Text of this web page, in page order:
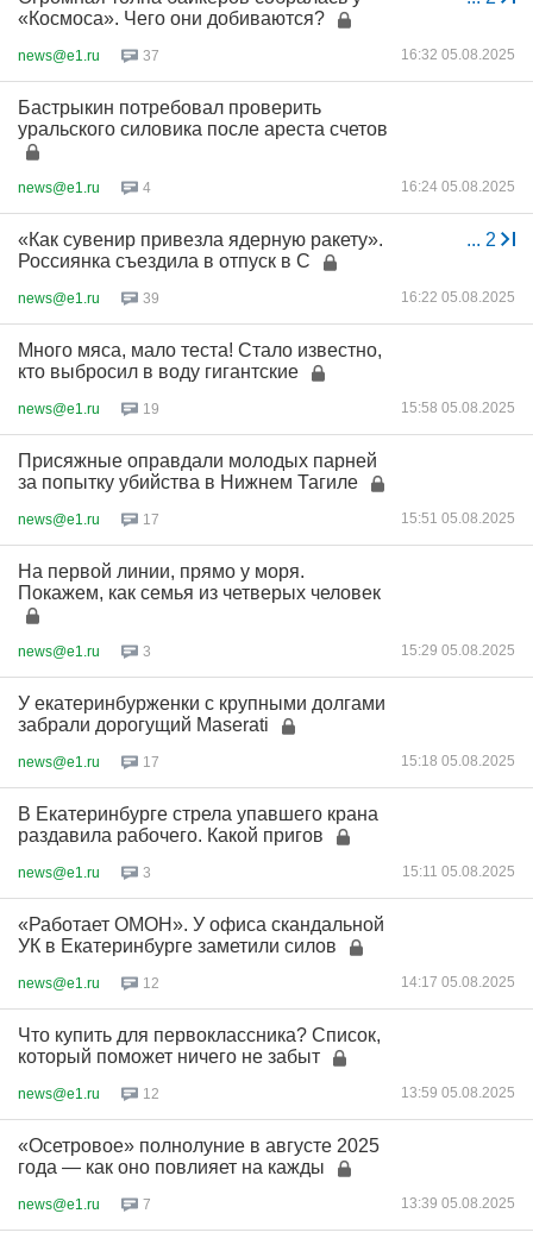
«Космоса». Чего они добиваются?
news@e1.ru 37 16:32 05.08.2025
Бастрыкин потребовал проверить
уральского силовика после ареста счетов
news@e1.ru 4 16:24 05.08.2025
... 2
«Как сувенир привезла ядерную ракету».
Россиянка съездила в отпуск в С
news@e1.ru 39 16:22 05.08.2025
Много мяса, мало теста! Стало известно,
кто выбросил в воду гигантские
news@e1.ru 19 15:58 05.08.2025
Присяжные оправдали молодых парней
за попытку убийства в Нижнем Тагиле
news@e1.ru 17 15:51 05.08.2025
На первой линии, прямо у моря.
Покажем, как семья из четверых человек
news@e1.ru 3 15:29 05.08.2025
У екатеринбурженки с крупными долгами
забрали дорогущий Maserati
news@e1.ru 17 15:18 05.08.2025
В Екатеринбурге стрела упавшего крана
раздавила рабочего. Какой пригов
news@e1.ru 3 15:11 05.08.2025
«Работает ОМОН». У офиса скандальной
УК в Екатеринбурге заметили силов
news@e1.ru 12 14:17 05.08.2025
Что купить для первоклассника? Список,
который поможет ничего не забыт
news@e1.ru 12 13:59 05.08.2025
«Осетровое» полнолуние в августе 2025
года — как оно повлияет на кажды
news@e1.ru 7 13:39 05.08.2025